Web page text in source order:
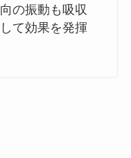
の振動も吸収
て効果を発揮